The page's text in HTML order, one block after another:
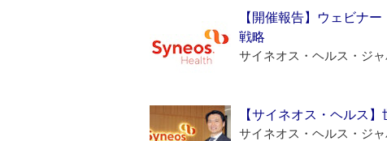
【開催報告】ウェビナ
戦略
サイネオス・ヘルス・ジ
【サイネオス・ヘルス
サイネオス・ヘルス・ジ